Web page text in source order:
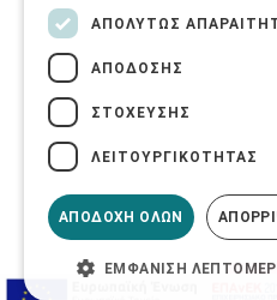
ΑΠΟΛΎΤΩΣ
ΑΠΌΔΟΣΗΣ
ΣΤΌΧΕΥΣΗΣ
ΛΕΙΤΟΥΡΓΙΚΌΤΗΤΑΣ
ΑΠΟΔΟΧΉ ΌΛΩΝ
ΕΜΦΆΝΙΣΗ